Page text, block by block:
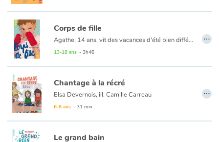
Corps de fille
Agathe, 14 ans, vit des vacances d'été bien différentes de celles de l'année précédente : son meilleur ami Sofiane a une petite amie, son corps est en train de changer, ses relations avec sa mère sont de plus en plus tendues et elle peine à mettre des mots sur ses émotions. Lors d'une soirée, elle participe à un jeu où le gage est un baiser. C'est ainsi que Warren l'embrasse sans son consentement
13-18 ans - 3h46
…
Chantage à la récré
Elsa Devernois, ill. Camille Carreau
6-8 ans - 31 min
…
Le grand bain